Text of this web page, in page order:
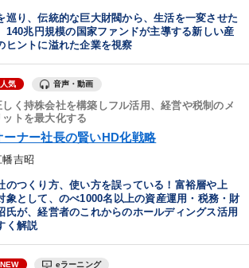
巡り、伝統的な巨大財閥から、生活を一変させた
140兆円規模の国家ファンドが主導する新しい産
ヒントに溢れた企業を視察
人気 音声・動画
しく持株会社を構築しフル活用、経営や税制のメ
ットを最大化する
ーナー社長の賢いHD化戦略
幡吉昭
のつくり方、使い方を誤っている！富裕層や上
象として、のべ1000名以上の資産運用・税務・財
氏が、経営者のこれからのホールディングス活用
く解説
NEW eラーニング